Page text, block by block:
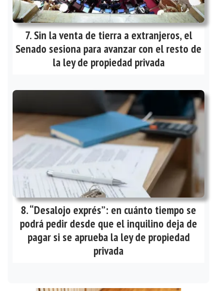
Sin la venta de tierra a extranjeros, el
Senado sesiona para avanzar con el resto de
la ley de propiedad privada
“Desalojo exprés”: en cuánto tiempo se
podrá pedir desde que el inquilino deja de
pagar si se aprueba la ley de propiedad
privada